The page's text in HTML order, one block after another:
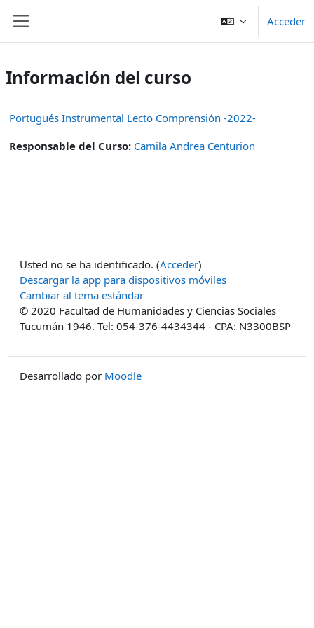
Acceder
Información del curso
Portugués Instrumental Lecto Comprensión -2022-
Responsable del Curso: Camila Andrea Centurion
Usted no se ha identificado. (Acceder)
Descargar la app para dispositivos móviles
Cambiar al tema estándar
© 2020 Facultad de Humanidades y Ciencias Sociales
Tucumán 1946. Tel: 054-376-4434344 - CPA: N3300BSP
Desarrollado por Moodle